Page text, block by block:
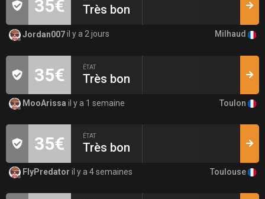
35€ Très bon
Jordan007il y a 2 jours Milhaud
35€ ÉTAT
Très bon
MooArissa il y a 1 semaine Toulon
35€ ÉTAT
Très bon
FlyPredator il y a 4 semaines Toulouse